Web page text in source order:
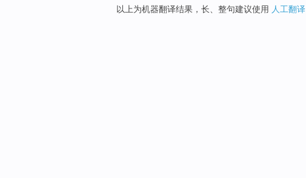
以上为机器翻译结果，长、整句建议使用 人工翻译